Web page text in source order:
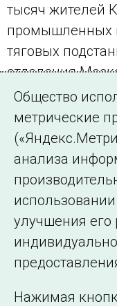
тысяч жителей
промышленных
тяговых
отделения
ОАО «РЖД».
Подписаться
©2005–2026 АО «СО
Общество
метрические
анализа
улучшения его
Нажимая